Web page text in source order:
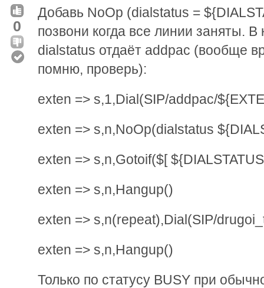
0
Добавь NoOp (dialstatus =
позвони когда все линии заняты.
dialstatus отдаёт addpac (вообще
помню, проверь):
exten => s,1,Dial(SIP/addpac/
exten => s,n,NoOp(dialstatus
exten => s,n,Gotoif($[
exten => s,n,Hangup()
exten => s,n(repeat),Dial(SIP/
exten => s,n,Hangup()
Только по статусу BUSY при